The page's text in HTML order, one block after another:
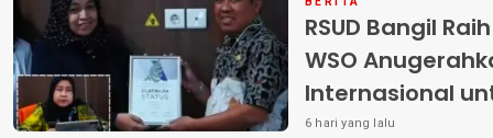
RSUD Bangil
WSO
Internasional
6 hari yang lalu